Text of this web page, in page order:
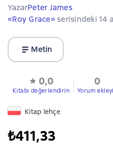
YazarPeter James
«Roy Grace»serisindeki 14
Metin
0,0
Kitabı değerlendirin
0
Yorum
Kitap lehçe
₺411,33